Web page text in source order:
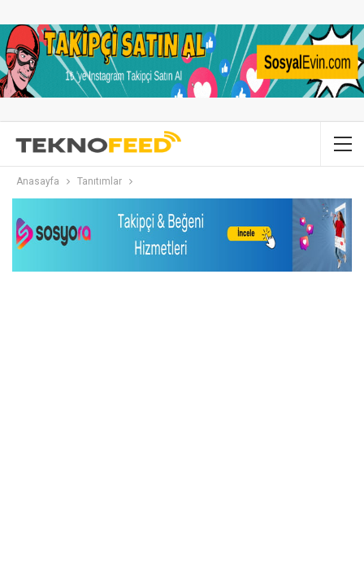
Anasayfa Tanıtımlar